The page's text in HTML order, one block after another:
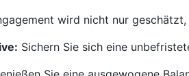
wird nicht nur
Sichern Sie sich eine